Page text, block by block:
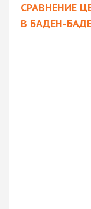
СРАВНЕНИЕ
В БАДЕН-